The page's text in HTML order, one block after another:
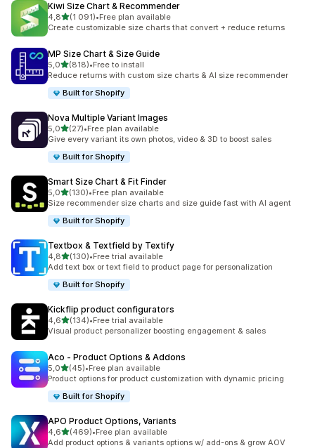
Kiwi Size Chart & Recommender
4,8z 5 hvězd
(1 091)
Celkový počet recenzí: 1091
•Free plan available
Create customizable size charts that convert + reduce returns
MP Size Chart & Size Guide
5,0z 5 hvězd
(818)
Celkový počet recenzí: 818
•Free to install
Reduce returns with custom size charts & AI size recommender
Built for Shopify
Nova Multiple Variant Images
5,0z 5 hvězd
(27)
Celkový počet recenzí: 27
•Free plan available
Give every variant its own photos, video & 3D to boost sales
Built for Shopify
Smart Size Chart & Fit Finder
5,0z 5 hvězd
(130)
Celkový počet recenzí: 130
•Free plan available
Size recommender size charts and size guide fast with AI agent
Built for Shopify
Textbox & Textfield by Textify
4,8z 5 hvězd
(130)
Celkový počet recenzí: 130
•Free trial available
Add text box or text field to product page for personalization
Built for Shopify
Kickflip product configurators
4,6z 5 hvězd
(134)
Celkový počet recenzí: 134
•Free trial available
Visual product personalizer boosting engagement & sales
Aco ‑ Product Options & Addons
5,0z 5 hvězd
(45)
Celkový počet recenzí: 45
•Free plan available
Product options for product customization with dynamic pricing
Built for Shopify
APO Product Options, Variants
4,6z 5 hvězd
(469)
Celkový počet recenzí: 469
•Free plan available
Add product options & variants options w/ add-ons & grow AOV